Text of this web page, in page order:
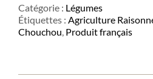
Catégorie : Légumes
Étiquettes : Agriculture
Chouchou, Produit français